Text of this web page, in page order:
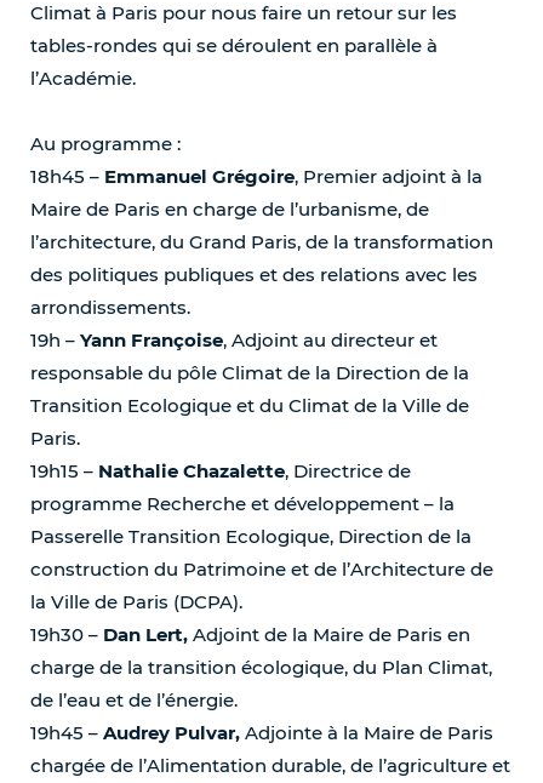
Climat à Paris pour nous faire un retour sur les
tables-rondes qui se déroulent en parallèle à
l’Académie.
Au programme :
18h45 – Emmanuel Grégoire, Premier adjoint à la
Maire de Paris en charge de l’urbanisme, de
l’architecture, du Grand Paris, de la transformation
des politiques publiques et des relations avec les
arrondissements.
19h – Yann Françoise, Adjoint au directeur et
responsable du pôle Climat de la Direction de la
Transition Ecologique et du Climat de la Ville de
Paris.
19h15 – Nathalie Chazalette, Directrice de
programme Recherche et développement – la
Passerelle Transition Ecologique, Direction de la
construction du Patrimoine et de l’Architecture de
la Ville de Paris (DCPA).
19h30 – Dan Lert, Adjoint de la Maire de Paris en
charge de la transition écologique, du Plan Climat,
de l’eau et de l’énergie.
19h45 – Audrey Pulvar, Adjointe à la Maire de Paris
chargée de l’Alimentation durable, de l’agriculture et